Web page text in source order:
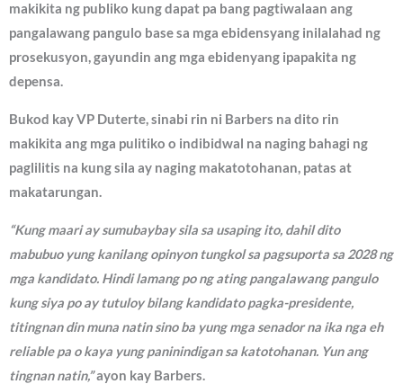
makikita ng publiko kung dapat pa bang pagtiwalaan ang
pangalawang pangulo base sa mga ebidensyang inilalahad ng
prosekusyon, gayundin ang mga ebidenyang ipapakita ng
depensa.
Bukod kay VP Duterte, sinabi rin ni Barbers na dito rin
makikita ang mga pulitiko o indibidwal na naging bahagi ng
paglilitis na kung sila ay naging makatotohanan, patas at
makatarungan.
“Kung maari ay sumubaybay sila sa usaping ito, dahil dito
mabubuo yung kanilang opinyon tungkol sa pagsuporta sa 2028 ng
mga kandidato. Hindi lamang po ng ating pangalawang pangulo
kung siya po ay tutuloy bilang kandidato pagka-presidente,
titingnan din muna natin sino ba yung mga senador na ika nga eh
reliable pa o kaya yung paninindigan sa katotohanan. Yun ang
tingnan natin,”ayon kay Barbers.